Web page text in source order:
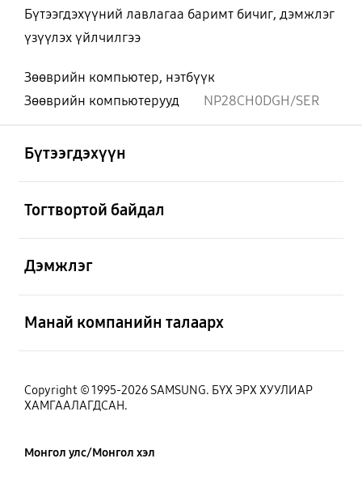
Бүтээгдэхүүний лавлагаа баримт бичиг, дэмжлэг
үзүүлэх үйлчилгээ
Зөөврийн компьютер, нэтбүүк
Зөөврийн компьютерууд
NP28CH0DGH/SER
Бүтээгдэхүүн
Тогтвортой байдал
Дэмжлэг
Манай компанийн талаарх
Copyright © 1995-2026 SAMSUNG. БҮХ ЭРХ ХУУЛИАР
ХАМГААЛАГДСАН.
Монгол улс/Монгол хэл